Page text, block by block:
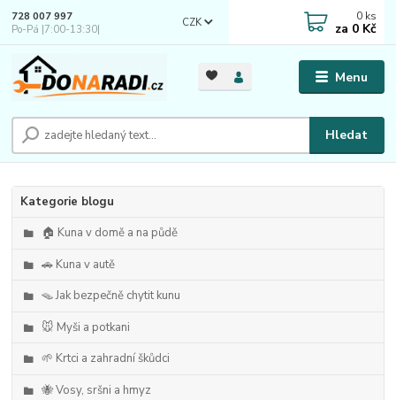
Menu
CZK
Hledat
728 007 997
Po-Pá |7:00-13:30|
0 ks
za 0 Kč
Kategorie blogu
🏠 Kuna v domě a na půdě
🚗 Kuna v autě
🪤 Jak bezpečně chytit kunu
🐭 Myši a potkani
🌱 Krtci a zahradní škůdci
🐝 Vosy, sršni a hmyz